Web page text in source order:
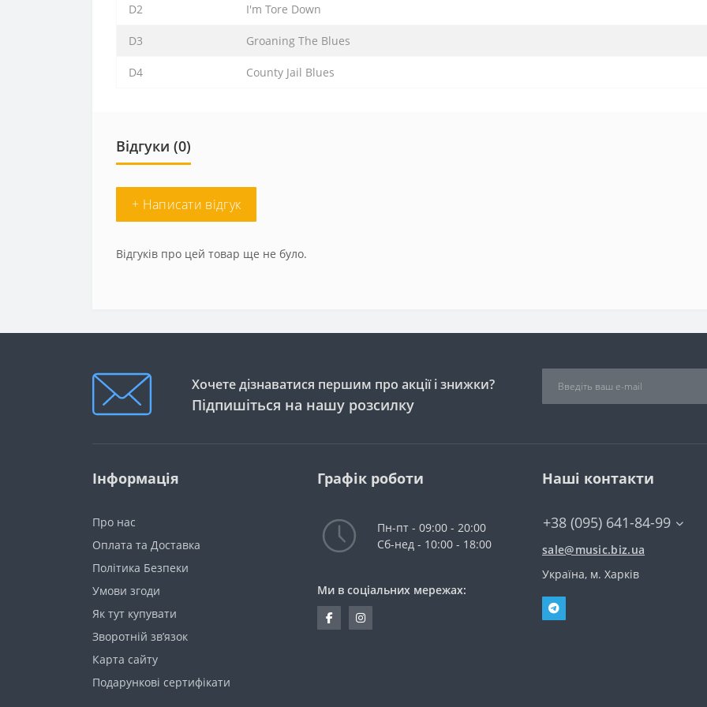
D2 I'm Tore Down
D3 Groaning The Blues
D4 County Jail Blues
Відгуки (0)
+ Написати відгук
Відгуків про цей товар ще не було.
Хочете дізнаватися першим про акції і знижки?
Підпишіться на нашу розсилку
Інформація
Про нас
Оплата та Доставка
Політика Безпеки
Умови згоди
Як тут купувати
Зворотній зв’язок
Карта сайту
Подарункові сертифікати
Графік роботи
Пн-пт - 09:00 - 20:00
Сб-нед - 10:00 - 18:00
Ми в соціальних мережах:
Наші контакти
+38 (095) 641-84-99
sale@music.biz.ua
Україна, м. Харків